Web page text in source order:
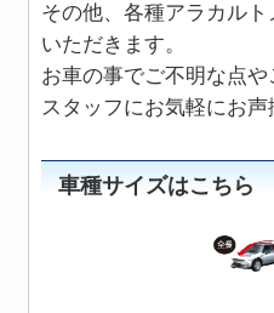
その他、各種アラカル
いただきます。
お車の事でご不明な点や
スタッフにお気軽にお声
車種サイズはこちら